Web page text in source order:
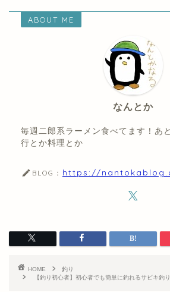
ABOUT ME
なんとか
毎週二郎系ラーメン食べてます！あ
行とか料理とか
BLOG： https://
HOME
釣り
【釣り初心者】初心者でも簡単に釣れるサビキ釣